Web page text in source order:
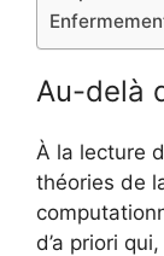
Au-delà
À la lecture
théories de
d’a priori